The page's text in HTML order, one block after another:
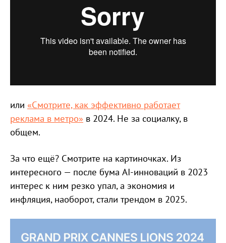
или «Смотрите, как эффективно работает
реклама в метро» в 2024. Не за социалку, в
общем.
За что ещё? Смотрите на картиночках. Из
интересного — после бума AI-инноваций в 2023
интерес к ним резко упал, а экономия и
инфляция, наоборот, стали трендом в 2025.